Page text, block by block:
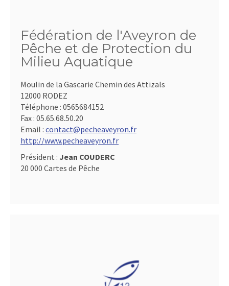
Fédération de l'Aveyron de
Pêche et de Protection du
Milieu Aquatique
Moulin de la Gascarie Chemin des Attizals
12000 RODEZ
Téléphone : 0565684152
Fax : 05.65.68.50.20
Email : contact@pecheaveyron.fr
http://www.pecheaveyron.fr
Président : Jean COUDERC
20 000 Cartes de Pêche